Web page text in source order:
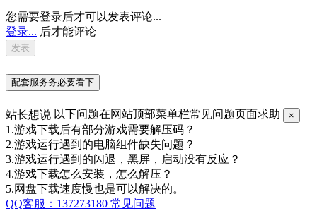
您需要登录后才可以发表评论...
登录... 后才能评论
配套服务务必要看下
站长想说 以下问题在网站顶部菜单栏常见问题页面求助 ×
1.游戏下载后有部分游戏需要解压码？
2.游戏运行遇到的电脑组件缺失问题？
3.游戏运行遇到的闪退，黑屏，启动没有反应？
4.游戏下载怎么安装，怎么解压？
5.网盘下载速度慢也是可以解决的。
QQ客服：137273180 常见问题